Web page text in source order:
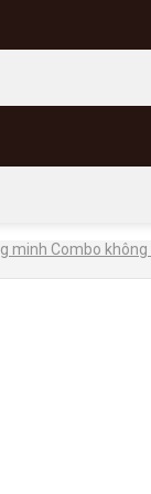
minh Combo không